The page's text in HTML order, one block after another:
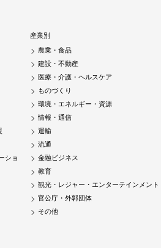
ショ
産業別
農業・食品
建設・不動産
医療・介護・ヘルスケア
ものづくり
環境・エネルギー・資源
情報・通信
運輸
流通
金融ビジネス
教育
観光・レジャー・エンターテインメント
官公庁・外郭団体
その他